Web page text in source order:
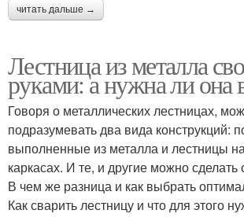
читать дальше →
Лестница из металла
руками: а нужна ли она
Говоря о металлических лестницах,
подразумевать два вида конструкций:
выполненные из металла и лестницы
каркасах. И те, и другие можно
В чем же разница и как выбрать
Как сварить лестницу и что для этого